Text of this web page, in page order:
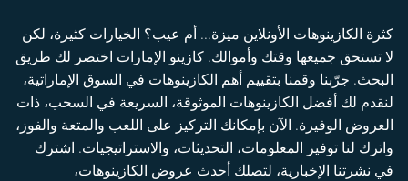
كثرة الكازينوهات الأونلاين ميزة... أم عيب؟ الخيارات كثيرة، لكن
لا تستحق جميعها وقتك وأموالك. كازينو الإمارات اختصر لك طريق
البحث. جرّبنا وقمنا بتقييم أهم الكازينوهات في السوق الإماراتية،
لنقدم لك أفضل الكازينوهات الموثوقة، السريعة في السحب، ذات
العروض الوفيرة. الآن بإمكانك التركيز على اللعب والمتعة والفوز،
واترك لنا توفير المعلومات، التحديثات، والاستراتيجيات. اشترك
في نشرتنا الإخبارية، لتصلك أحدث عروض الكازينوهات،